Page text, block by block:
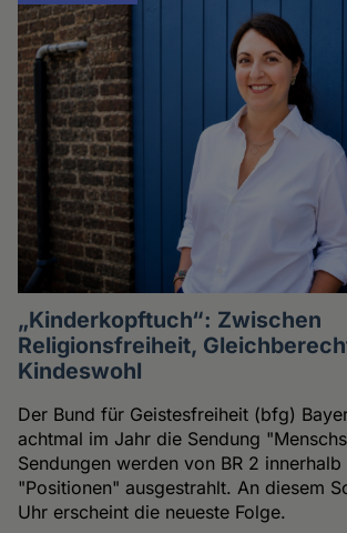
„Kinderkopftuch“: Zwischen
Religionsfreiheit,
Kindeswohl
Der Bund für Geistesfreiheit (bfg)
achtmal im Jahr die Sendung
Sendungen werden von BR 2
"Positionen" ausgestrahlt. An diesem
Uhr erscheint die neueste Folge.